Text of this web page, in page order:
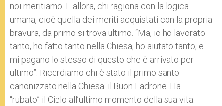
noi meritiamo. E allora, chi ragiona con la logica
umana, cioè quella dei meriti acquistati con la propria
bravura, da primo si trova ultimo. “Ma, io ho lavorato
tanto, ho fatto tanto nella Chiesa, ho aiutato tanto, e
mi pagano lo stesso di questo che è arrivato per
ultimo”. Ricordiamo chi è stato il primo santo
canonizzato nella Chiesa: il Buon Ladrone. Ha
“rubato” il Cielo all’ultimo momento della sua vita: